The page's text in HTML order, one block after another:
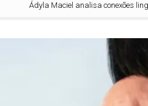
Ádyla Maciel analisa conexões